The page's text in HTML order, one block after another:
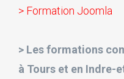
> Formation Joomla
> Les formations
à Tours et en Indre-